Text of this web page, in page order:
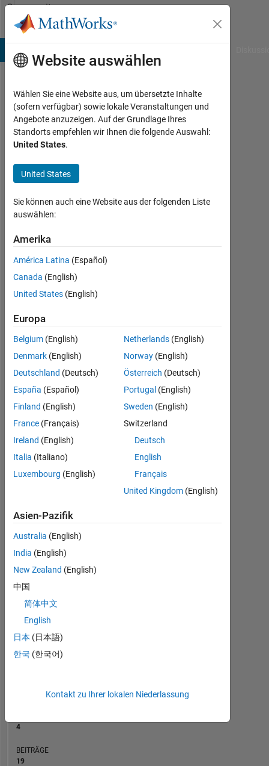
Weiter zum Inhalt
Community
Profile
Ahmed
Anas
Last
fast 4
Jahre
vor
seit
2019
Followers:
0
Follow
Dashboard
Statistik
All MATLAB Answers File Exchange
BEITRÄGE 10
2
4
5
6
7
07/19
04/20
01/21
10/21
04/23
01/24
10/24
04/26
05/20
03/21
01/22
11/22
09/23
05/25
03/26
RANG
4
BEITRÄGE
19
Website auswählen
Wählen Sie eine Website aus, um übersetzte Inhalte
(sofern verfügbar) sowie lokale Veranstaltungen und
Angebote anzuzeigen. Auf der Grundlage Ihres
Standorts empfehlen wir Ihnen die folgende Auswahl:
United States.
United States
Sie können auch eine Website aus der folgenden Liste
auswählen:
Amerika
América Latina (Español)
Canada (English)
United States (English)
Europa
Belgium (English)
Denmark (English)
Deutschland (Deutsch)
España (Español)
Finland (English)
France (Français)
Ireland (English)
Italia (Italiano)
Luxembourg (English)
Netherlands (English)
Norway (English)
Österreich (Deutsch)
Portugal (English)
Sweden (English)
Switzerland
Deutsch
English
Français
United Kingdom (English)
Asien-Pazifik
Australia (English)
India (English)
New Zealand (English)
中国
简体中文
English
日本 (日本語)
한국 (한국어)
Kontakt zu Ihrer lokalen Niederlassung